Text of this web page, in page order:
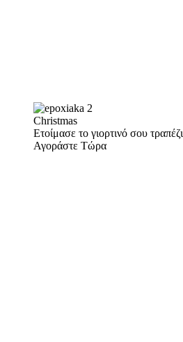
Christmas
Ετοίμασε το γιορτινό σου τραπέζι
Αγοράστε Τώρα